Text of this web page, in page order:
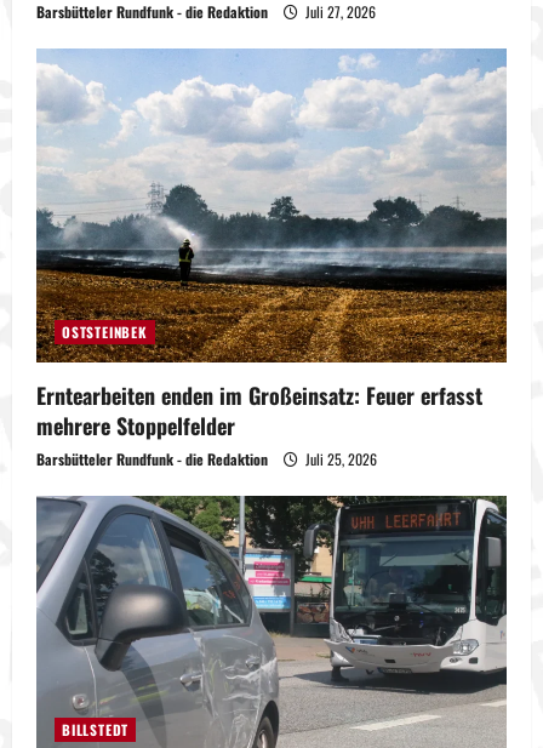
Barsbütteler Rundfunk - die Redaktion Juli 27, 2026
OSTSTEINBEK
Erntearbeiten enden im Großeinsatz: Feuer erfasst
mehrere Stoppelfelder
Barsbütteler Rundfunk - die Redaktion Juli 25, 2026
BILLSTEDT